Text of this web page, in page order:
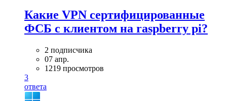
Какие VPN сертифицированные
ФСБ с клиентом на raspberry pi?
2 подписчика
07 апр.
1219 просмотров
3
ответа